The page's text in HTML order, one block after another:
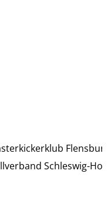
Flensburg
Schleswig-